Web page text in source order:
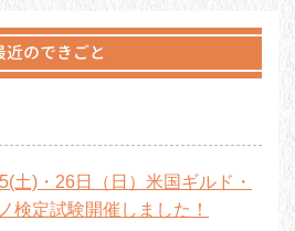
近のできごと
土)・26日（日）米国ギルド・
検定試験開催しました！